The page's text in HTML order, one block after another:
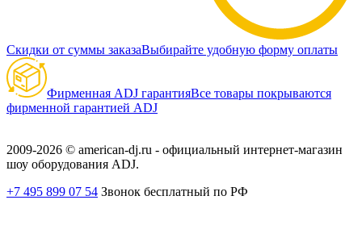
Скидки от суммы заказаВыбирайте удобную форму оплаты
Фирменная ADJ гарантияВсе товары покрываются
фирменной гарантией ADJ
2009-2026 © american-dj.ru - официальный интернет-магазин
шоу оборудования ADJ.
+7 495 899 07 54 Звонок бесплатный по РФ